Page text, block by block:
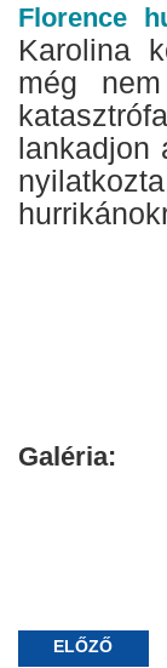
Florence
Karolina
még
lankadjon
Galéria:
ELŐZŐ